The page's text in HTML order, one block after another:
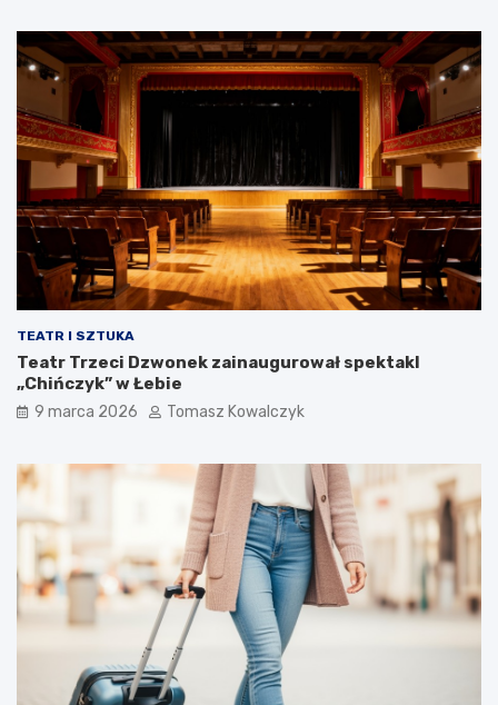
TEATR I SZTUKA
Teatr Trzeci Dzwonek zainaugurował spektakl
„Chińczyk” w Łebie
9 marca 2026 Tomasz Kowalczyk